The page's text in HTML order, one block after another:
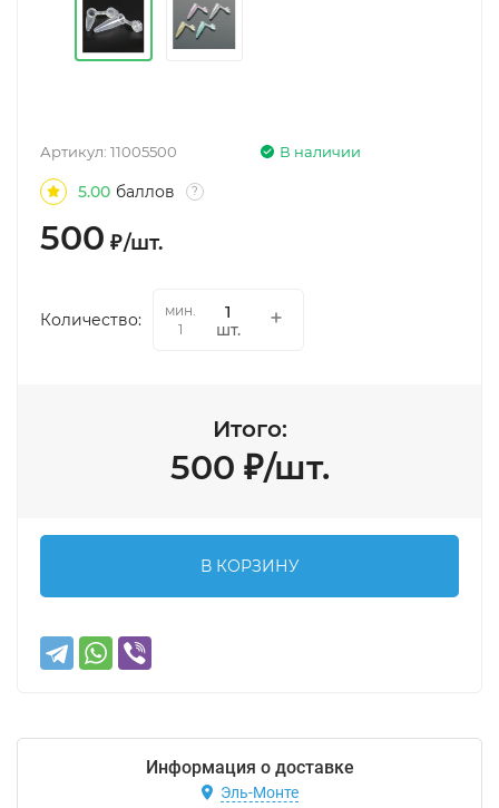
В наличии
Артикул: 11005500
5.00 баллов ?
500 ₽/шт.
Количество:
мин.
1
шт.
Итого:
500 ₽/шт.
В КОРЗИНУ
Информация о доставке
Эль-Монте